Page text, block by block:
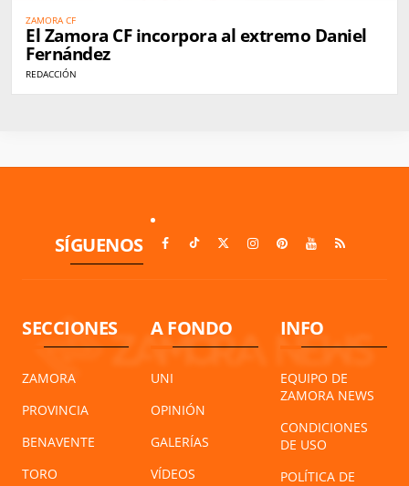
ZAMORA CF
El Zamora CF incorpora al extremo Daniel
Fernández
REDACCIÓN
SÍGUENOS
SECCIONES
ZAMORA
PROVINCIA
BENAVENTE
TORO
A FONDO
UNI
OPINIÓN
GALERÍAS
VÍDEOS
INFO
EQUIPO DE
ZAMORA NEWS
CONDICIONES
DE USO
POLÍTICA DE